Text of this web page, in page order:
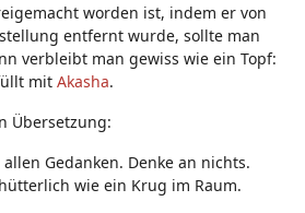
worden ist, indem er von
entfernt wurde, sollte man
verbleibt man gewiss wie ein Topf:
mit Akasha.
Übersetzung:
Gedanken. Denke an nichts.
wie ein Krug im Raum.